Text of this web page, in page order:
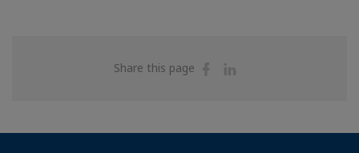
Share this page
Share